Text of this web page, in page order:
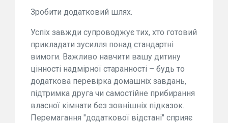
Зробити додатковий шлях.
Успіх завжди супроводжує тих, хто готовий
прикладати зусилля понад стандартні
вимоги. Важливо навчити вашу дитину
цінності надмірної старанності – будь то
додаткова перевірка домашніх завдань,
підтримка друга чи самостійне прибирання
власної кімнати без зовнішніх підказок.
Перемагання "додаткової відстані" сприяє